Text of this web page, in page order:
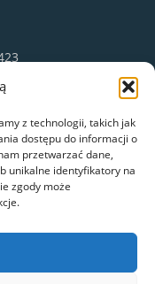
z technologii, takich jak
dostępu do informacji o
przetwarzać dane,
unikalne identyfikatory na
zgody może